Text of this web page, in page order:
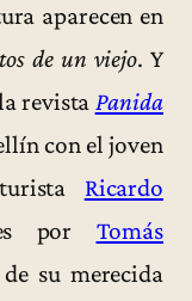
aparecen en
de un viejo. Y
revista Panida
con el joven
Ricardo
por Tomás
su merecida